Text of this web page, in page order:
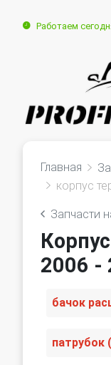
Работаем
Главная
корпус
Запчасти
2006 -